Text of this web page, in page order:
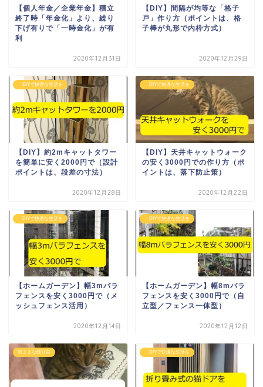
【個人年金／企業年金】積立
終了時「年金化」より、繰り
下げ有りで「一時金化」が有
利
2020年12月31日
【DIY】間隔が均等な「格子
戸」作り方（ポイントは、格
子棒が丸形で内枠方式）
2020年12月29日
DIYで快適な生活を
【DIY】約2mキャットタワー
を簡単に安く2000円で（設計
ポイントは、段差の寸法）
2020年12月28日
DIYで快適な生活を
【DIY】天井キャットウォーク
の安く3000円での作り方（ポ
イントは、落下防止策）
2020年12月22日
DIYで快適な生活を
【ホームガーデン】幅3mバラ
フェンスを安く3000円で（メ
ッシュフェンス活用）
2020年12月14日
DIYで快適な生活を
【ホームガーデン】幅8mバラ
フェンスを安く3000円で（自
立型／フェンス一体型）
2020年12月12日
気ままな独り言 DIYで快適な生活を